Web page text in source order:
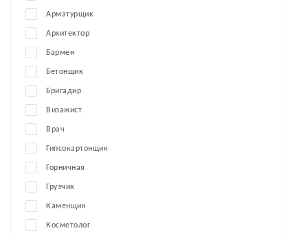
Арматурщик
Архитектор
Бармен
Бетонщик
Бригадир
Визажист
Врач
Гипсокартонщик
Горничная
Грузчик
Каменщик
Косметолог